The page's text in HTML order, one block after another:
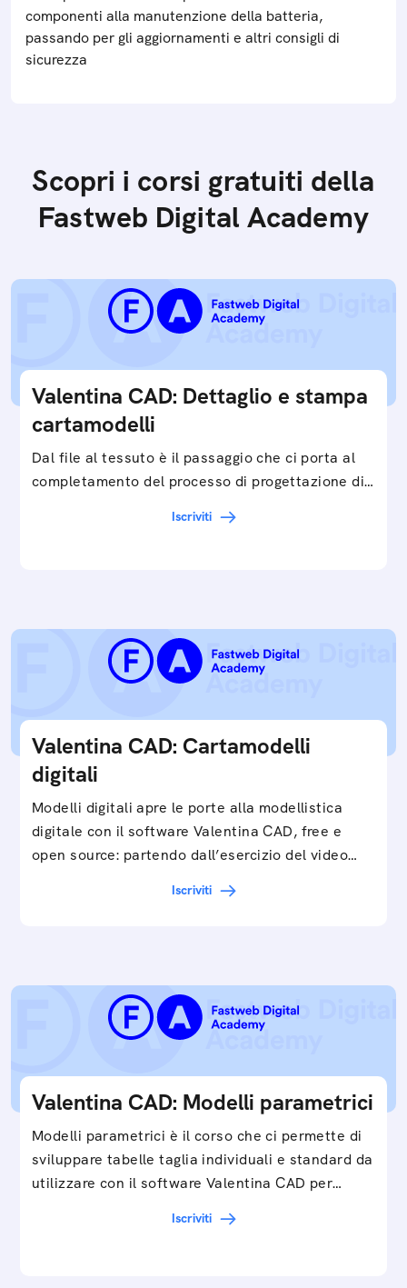
componenti alla manutenzione della batteria,
passando per gli aggiornamenti e altri consigli di
sicurezza
Scopri i corsi gratuiti della
Fastweb Digital Academy
Valentina CAD: Dettaglio e stampa
cartamodelli
Dal file al tessuto è il passaggio che ci porta al
completamento del processo di progettazione di
Iscriviti
Valentina CAD: Cartamodelli
digitali
Modelli digitali apre le porte alla modellistica
digitale con il software Valentina CAD, free e
open source: partendo dall’esercizio del video…
Iscriviti
Valentina CAD: Modelli parametrici
Modelli parametrici è il corso che ci permette di
sviluppare tabelle taglia individuali e standard da
utilizzare con il software Valentina CAD per…
Iscriviti